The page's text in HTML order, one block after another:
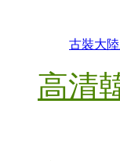
古裝大陸
高清